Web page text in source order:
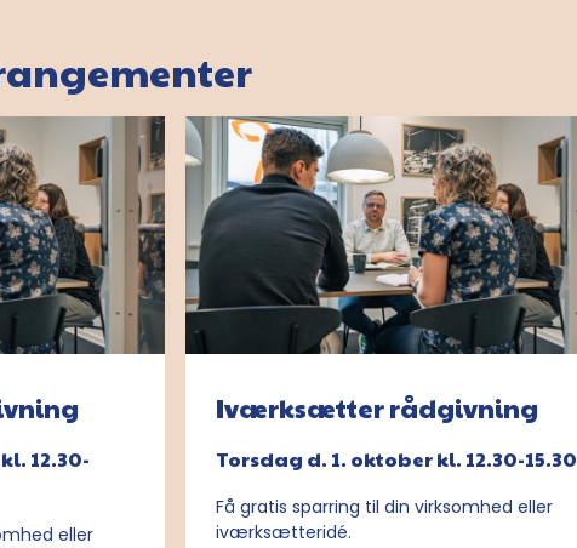
12.30-
eller
Iværksætter rådgivning
Torsdag d. 1. oktober kl. 12.30-15.30
Få gratis sparring til din virksomhed eller
iværksætteridé.